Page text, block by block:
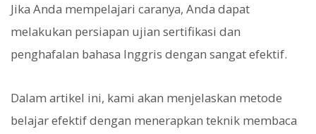
Jika Anda mempelajari caranya, Anda dapat
melakukan persiapan ujian sertifikasi dan
penghafalan bahasa Inggris dengan sangat efektif.
Dalam artikel ini, kami akan menjelaskan metode
belajar efektif dengan menerapkan teknik membaca